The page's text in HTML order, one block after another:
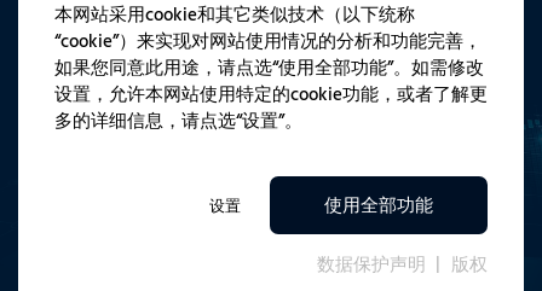
本网站采用cookie和其它类似技术（以下统称
“cookie”）来实现对网站使用情况的分析和功能完善，
如果您同意此用途，请点选“使用全部功能”。如需修改
设置，允许本网站使用特定的cookie功能，或者了解更
多的详细信息，请点选“设置”。
设置 使用全部功能
数据保护声明 版权